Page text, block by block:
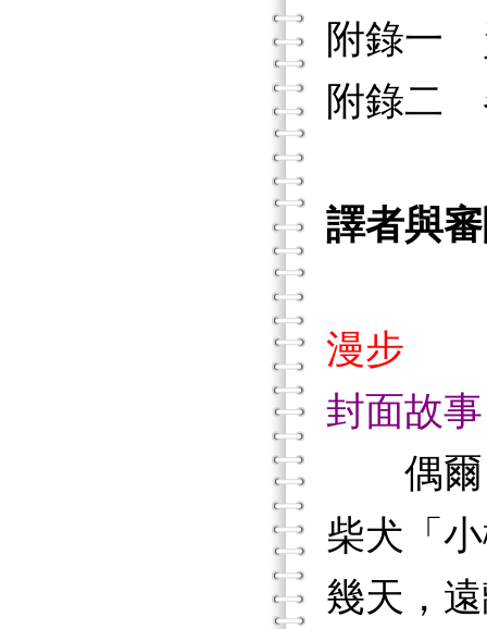
附錄一
附錄二
譯者與
漫步
封面故事
偶
柴犬「
幾天，